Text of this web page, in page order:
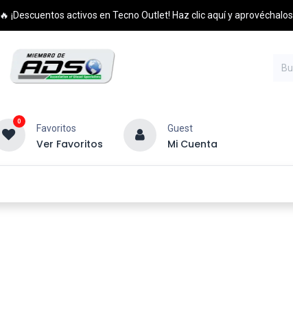
🔥 ¡Descuentos activos en Tecno Outlet! Haz clic aquí y aprovéchalos
0
Favoritos
Ver Favoritos
Guest
Mi Cuenta